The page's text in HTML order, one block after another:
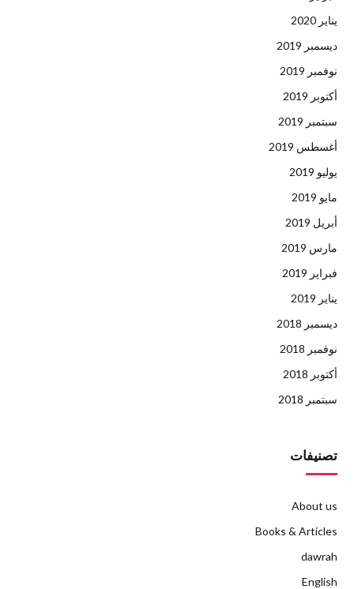
يناير 2020
ديسمبر 2019
نوفمبر 2019
أكتوبر 2019
سبتمبر 2019
أغسطس 2019
يوليو 2019
مايو 2019
أبريل 2019
مارس 2019
فبراير 2019
يناير 2019
ديسمبر 2018
نوفمبر 2018
أكتوبر 2018
سبتمبر 2018
تصنيفات
About us
Books & Articles
dawrah
English